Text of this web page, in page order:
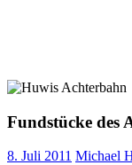
Fundstücke des
8. Juli 2011 Michael